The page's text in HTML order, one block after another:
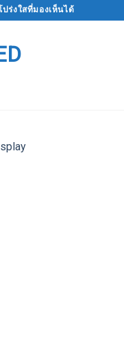
ร่งใสที่มองเห็นได้